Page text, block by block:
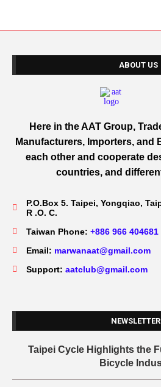
ABOUT US
Here in the AAT Group,
Manufacturers, Importers, and
each other and cooperate
countries, and
P.O.Box 5. Taipei, Yongqiao,
R .O. C.
Taiwan Phone: +886 966 404681
Email: marwanaat@gmail.com
Support: aatclub@gmail.com
Taipei Cycle Highlights the
Bicycle